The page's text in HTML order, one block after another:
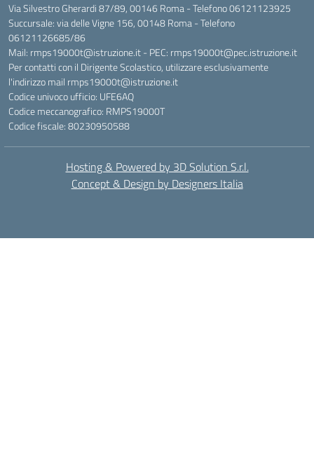
Via Silvestro Gherardi 87/89, 00146 Roma - Telefono 06121123925
Succursale: via delle Vigne 156, 00148 Roma - Telefono
06121126685/86
Mail: rmps19000t@istruzione.it - PEC: rmps19000t@pec.istruzione.it
Per contatti con il Dirigente Scolastico, utilizzare esclusivamente
l'indirizzo mail rmps19000t@istruzione.it
Codice univoco ufficio: UFE6AQ
Codice meccanografico: RMPS19000T
Codice fiscale: 80230950588
Hosting & Powered by 3D Solution S.r.l.
Concept & Design by Designers Italia